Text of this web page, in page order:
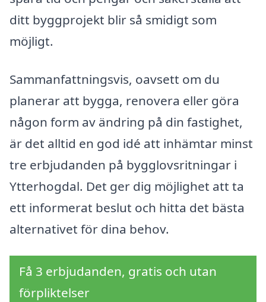
ditt byggprojekt blir så smidigt som
möjligt.
Sammanfattningsvis, oavsett om du
planerar att bygga, renovera eller göra
någon form av ändring på din fastighet,
är det alltid en god idé att inhämtar minst
tre erbjudanden på bygglovsritningar i
Ytterhogdal. Det ger dig möjlighet att ta
ett informerat beslut och hitta det bästa
alternativet för dina behov.
Få 3 erbjudanden, gratis och utan
förpliktelser